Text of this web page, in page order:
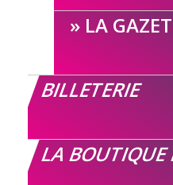
LA
BILLETERIE
LA BOUTIQUE